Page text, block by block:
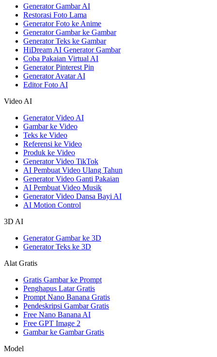
Generator Gambar AI
Restorasi Foto Lama
Generator Foto ke Anime
Generator Gambar ke Gambar
Generator Teks ke Gambar
HiDream AI Generator Gambar
Coba Pakaian Virtual AI
Generator Pinterest Pin
Generator Avatar AI
Editor Foto AI
Video AI
Generator Video AI
Gambar ke Video
Teks ke Video
Referensi ke Video
Produk ke Video
Generator Video TikTok
AI Pembuat Video Ulang Tahun
Generator Video Ganti Pakaian
AI Pembuat Video Musik
Generator Video Dansa Bayi AI
AI Motion Control
3D AI
Generator Gambar ke 3D
Generator Teks ke 3D
Alat Gratis
Gratis Gambar ke Prompt
Penghapus Latar Gratis
Prompt Nano Banana Gratis
Pendeskripsi Gambar Gratis
Free Nano Banana AI
Free GPT Image 2
Gambar ke Gambar Gratis
Model